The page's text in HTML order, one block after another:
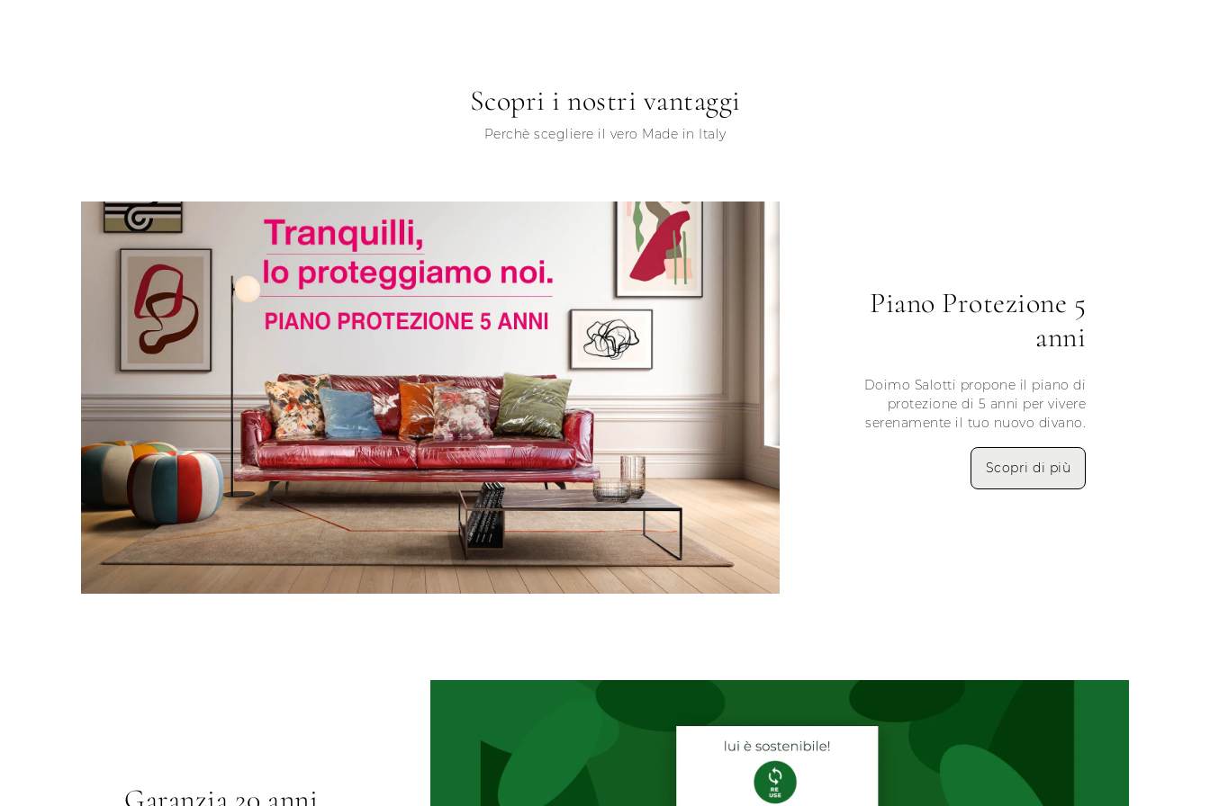
Scopri i nostri vantaggi
Perchè scegliere il vero Made in Italy
Piano Protezione 5
anni
Doimo Salotti propone il piano di
protezione di 5 anni per vivere
serenamente il tuo nuovo divano.
Scopri di più
Garanzia 20 anni